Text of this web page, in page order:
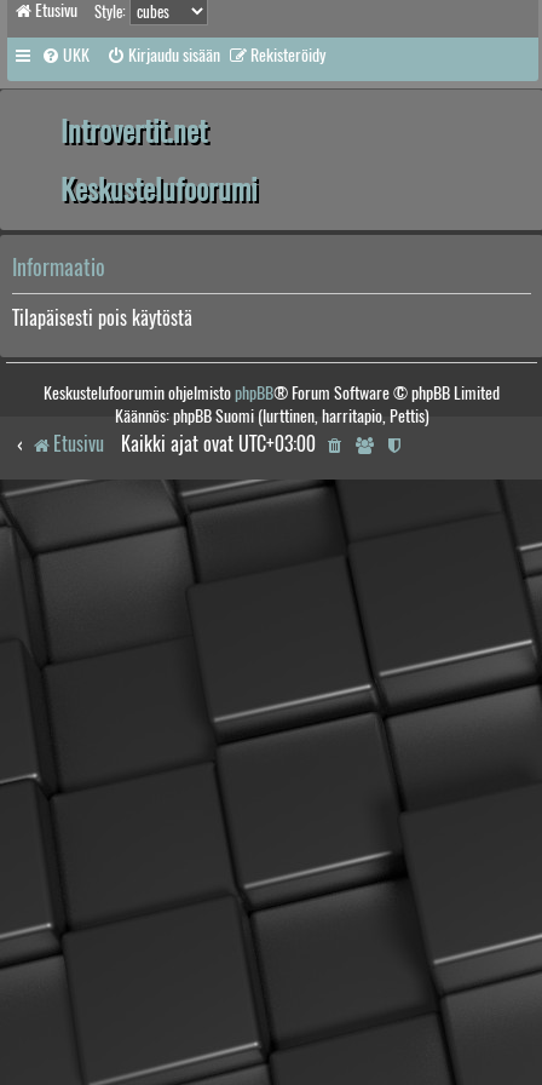
Etusivu Style:
UKK Kirjaudu sisään Rekisteröidy
Introvertit.net
Keskustelufoorumi
Informaatio
Tilapäisesti pois käytöstä
Keskustelufoorumin ohjelmistophpBB® Forum Software © phpBB Limited
Käännös: phpBB Suomi (lurttinen, harritapio, Pettis)
Etusivu Kaikki ajat ovat UTC+03:00